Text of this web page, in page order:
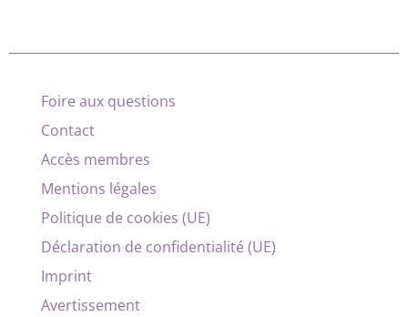
Foire aux questions
Contact
Accès membres
Mentions légales
Politique de cookies (UE)
Déclaration de confidentialité (UE)
Imprint
Avertissement